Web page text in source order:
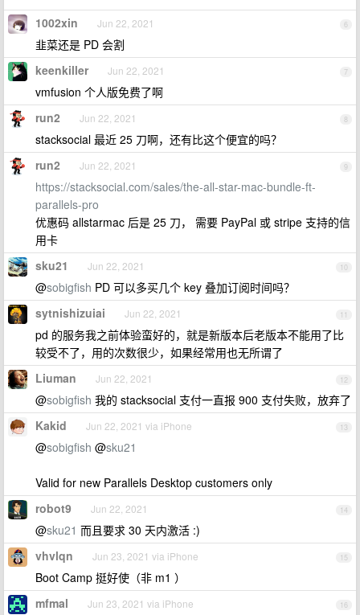
6
1002xin Jun 22, 2021
韭菜还是 PD 会割
7
keenkiller Jun 22, 2021
vmfusion 个人版免费了啊
8
run2 Jun 22, 2021
stacksocial 最近 25 刀啊，还有比这个便宜的吗？
9
run2 Jun 22, 2021
https://stacksocial.com/sales/the-all-star-mac-bundle-ft-
parallels-pro
优惠码 allstarmac 后是 25 刀， 需要 PayPal 或 stripe 支持的信
用卡
10
sku21 Jun 22, 2021
@sobigfish PD 可以多买几个 key 叠加订阅时间吗？
11
sytnishizuiai Jun 22, 2021
pd 的服务我之前体验蛮好的，就是新版本后老版本不能用了比
较受不了，用的次数很少，如果经常用也无所谓了
12
Liuman Jun 22, 2021
@sobigfish 我的 stacksocial 支付一直报 900 支付失败，放弃了
13
Kakid Jun 22, 2021 via iPhone
@sobigfish @sku21
Valid for new Parallels Desktop customers only
14
robot9 Jun 22, 2021
@sku21 而且要求 30 天内激活 :)
15
vhvlqn Jun 23, 2021 via iPhone
Boot Camp 挺好使（非 m1 ）
16
mfmal Jun 23, 2021 via iPhone